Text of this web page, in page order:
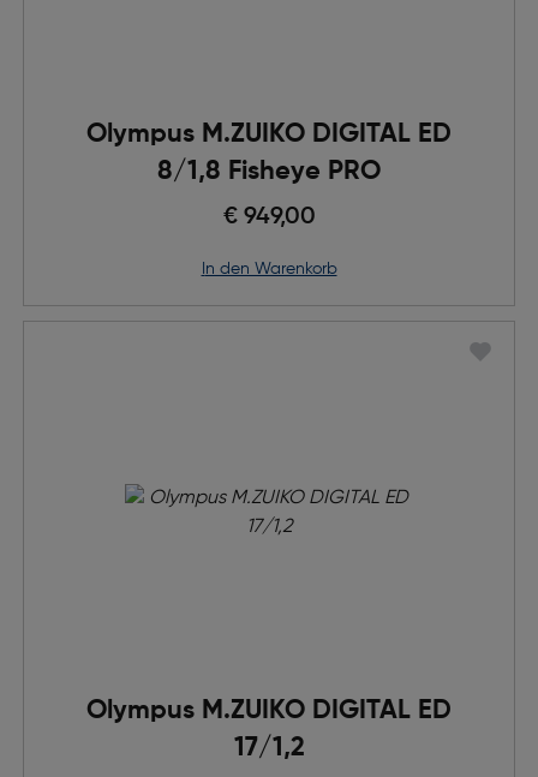
Olympus M.ZUIKO DIGITAL ED
8/1,8 Fisheye PRO
€ 949,00
in den Warenkorb
Olympus M.ZUIKO DIGITAL ED
17/1,2